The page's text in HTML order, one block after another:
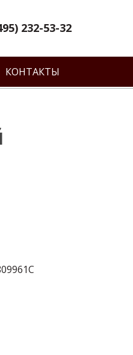
232-53-32
КОНТАКТЫ